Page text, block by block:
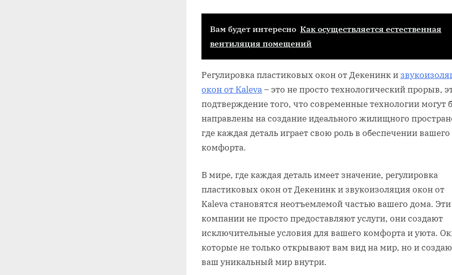
Вам будет интересно Как осуществляется естественная
вентиляция помещений
Регулировка пластиковых окон от Декенинк и
окон от Kaleva– это не просто технологический прорыв,
подтверждение того, что современные технологии могут
направлены на создание идеального жилищного
где каждая деталь играет свою роль в обеспечении вашего
комфорта.
В мире, где каждая деталь имеет значение, регулировка
пластиковых окон от Декенинк и звукоизоляция окон от
Kaleva становятся неотъемлемой частью вашего дома. Эти
компании не просто предоставляют услуги, они создают
исключительные условия для вашего комфорта и уюта.
которые не только открывают вам вид на мир, но и
ваш уникальный мир внутри.